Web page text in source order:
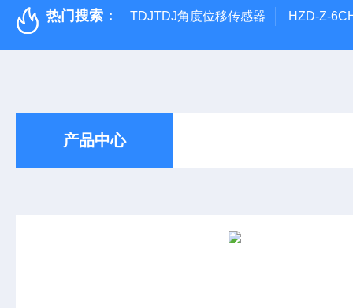
热门搜索： TDJTDJ角度位移传感器 HZD-Z-
产品中心